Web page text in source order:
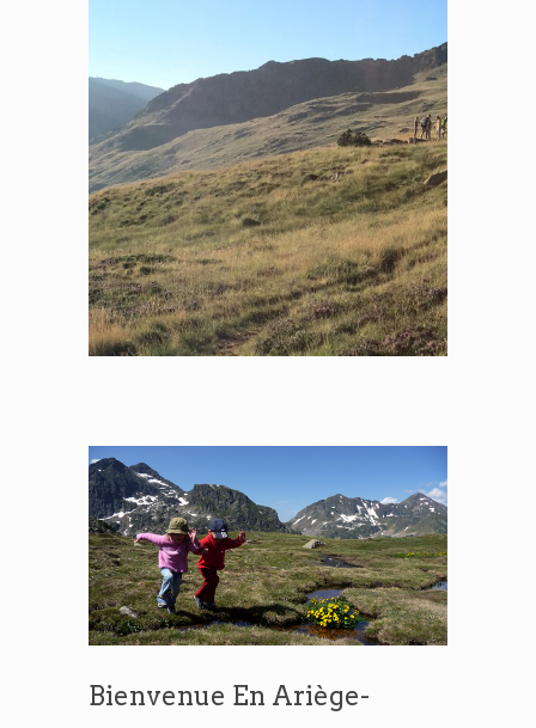
Bienvenue En Ariège-